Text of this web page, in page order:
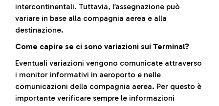
intercontinentali. Tuttavia, l’assegnazione può
variare in base alla compagnia aerea e alla
destinazione.
Come capire se ci sono variazioni sui Terminal?
Eventuali variazioni vengono comunicate attraverso
i monitor informativi in aeroporto e nelle
comunicazioni della compagnia aerea. Per questo è
importante verificare sempre le informazioni